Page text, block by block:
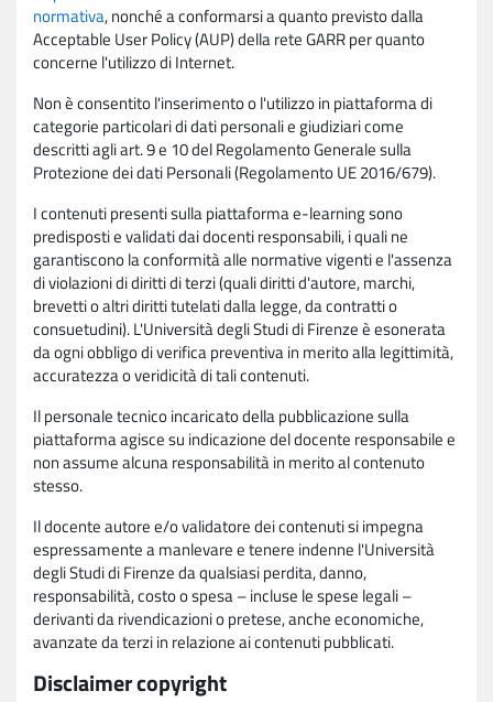
normativa, nonché a conformarsi a quanto previsto dalla
Acceptable User Policy (AUP) della rete GARR per quanto
concerne l'utilizzo di Internet.
Non è consentito l'inserimento o l'utilizzo in piattaforma di
categorie particolari di dati personali e giudiziari come
descritti agli art. 9 e 10 del Regolamento Generale sulla
Protezione dei dati Personali (Regolamento UE 2016/679).
I contenuti presenti sulla piattaforma e-learning sono
predisposti e validati dai docenti responsabili, i quali ne
garantiscono la conformità alle normative vigenti e l'assenza
di violazioni di diritti di terzi (quali diritti d'autore, marchi,
brevetti o altri diritti tutelati dalla legge, da contratti o
consuetudini). L'Università degli Studi di Firenze è esonerata
da ogni obbligo di verifica preventiva in merito alla legittimità,
accuratezza o veridicità di tali contenuti.
Il personale tecnico incaricato della pubblicazione sulla
piattaforma agisce su indicazione del docente responsabile e
non assume alcuna responsabilità in merito al contenuto
stesso.
Il docente autore e/o validatore dei contenuti si impegna
espressamente a manlevare e tenere indenne l'Università
degli Studi di Firenze da qualsiasi perdita, danno,
responsabilità, costo o spesa – incluse le spese legali –
derivanti da rivendicazioni o pretese, anche economiche,
avanzate da terzi in relazione ai contenuti pubblicati.
Disclaimer copyright